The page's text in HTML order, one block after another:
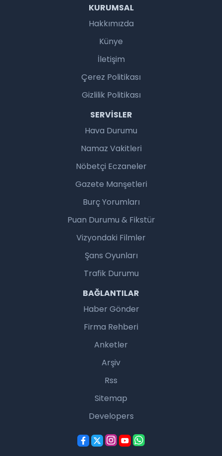
KURUMSAL
Hakkımızda
Künye
İletişim
Çerez Politikası
Gizlilik Politikası
SERVISLER
Hava Durumu
Namaz Vakitleri
Nöbetçi Eczaneler
Gazete Manşetleri
Burç Yorumları
Puan Durumu & Fikstür
Vizyondaki Filmler
Şans Oyunları
Trafik Durumu
BAĞLANTILAR
Haber Gönder
Firma Rehberi
Anketler
Arşiv
Rss
Sitemap
Developers